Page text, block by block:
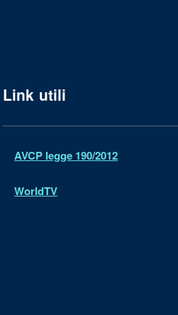
Link utili
AVCP legge 190/2012
WorldTV